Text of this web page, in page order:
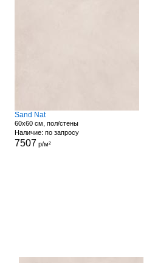
Sand Nat
60x60 см, пол/стены
Наличие: по запросу
7507 р/м²